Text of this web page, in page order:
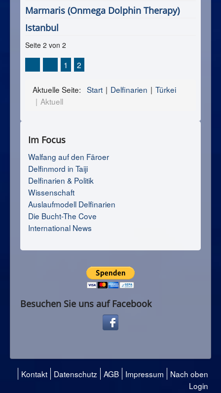
Marmaris (Onmega Dolphin Therapy)
Istanbul
Seite 2 von 2
1 2
Aktuelle Seite: Start Delfinarien
Türkei
Aktuell
Im Focus
Walfang auf den Färoer
Delfinmord in Taiji
Delfinarien & Politik
Wissenschaft
Auslaufmodell Delfinarien
Die Bucht-The Cove
International News
Besuchen Sie uns auf Facebook
Nach oben
Impressum
AGB
Datenschutz
Kontakt
Login